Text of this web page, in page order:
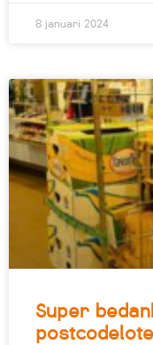
8 januari 2024
Super